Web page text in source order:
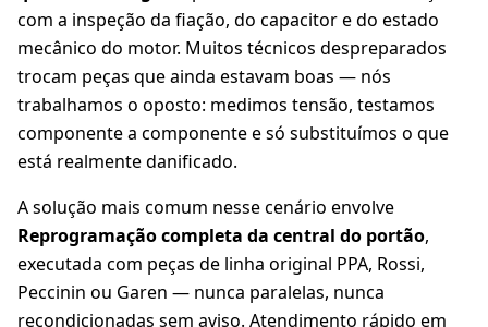
com a inspeção da fiação, do capacitor e do estado
mecânico do motor. Muitos técnicos despreparados
trocam peças que ainda estavam boas — nós
trabalhamos o oposto: medimos tensão, testamos
componente a componente e só substituímos o que
está realmente danificado.
A solução mais comum nesse cenário envolve
Reprogramação completa da central do portão,
executada com peças de linha original PPA, Rossi,
Peccinin ou Garen — nunca paralelas, nunca
recondicionadas sem aviso. Atendimento rápido em